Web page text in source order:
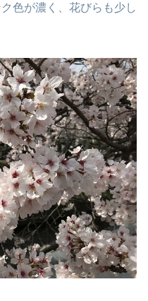
色が濃く、花びらも少し